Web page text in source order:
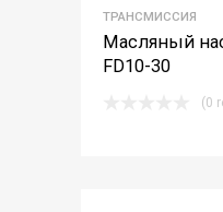
ТРАНСМИССИЯ
Масляный
FD10-30
(0